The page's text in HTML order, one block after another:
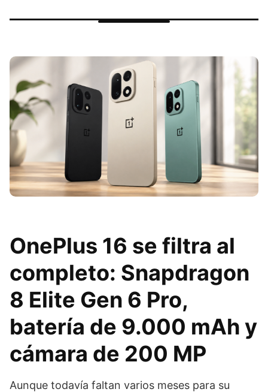
OnePlus 16 se filtra al
completo: Snapdragon
8 Elite Gen 6 Pro,
batería de 9.000 mAh y
cámara de 200 MP
Aunque todavía faltan varios meses para su